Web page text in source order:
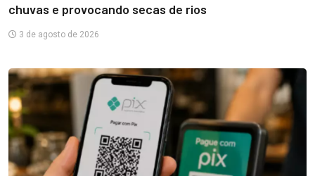
chuvas e provocando secas de rios
3 de agosto de 2026